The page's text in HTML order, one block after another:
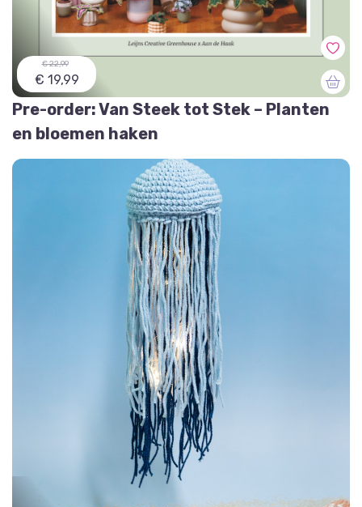
€ 22,99
€ 19,99
Pre-order: Van Steek tot Stek – Planten
en bloemen haken